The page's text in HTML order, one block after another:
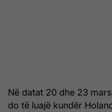
Në datat 20 dhe 23
do të luajë kundër